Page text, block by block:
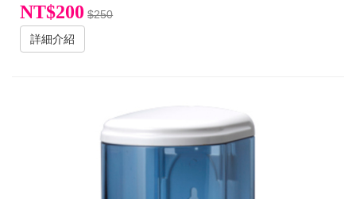
NT$200 $250
詳細介紹